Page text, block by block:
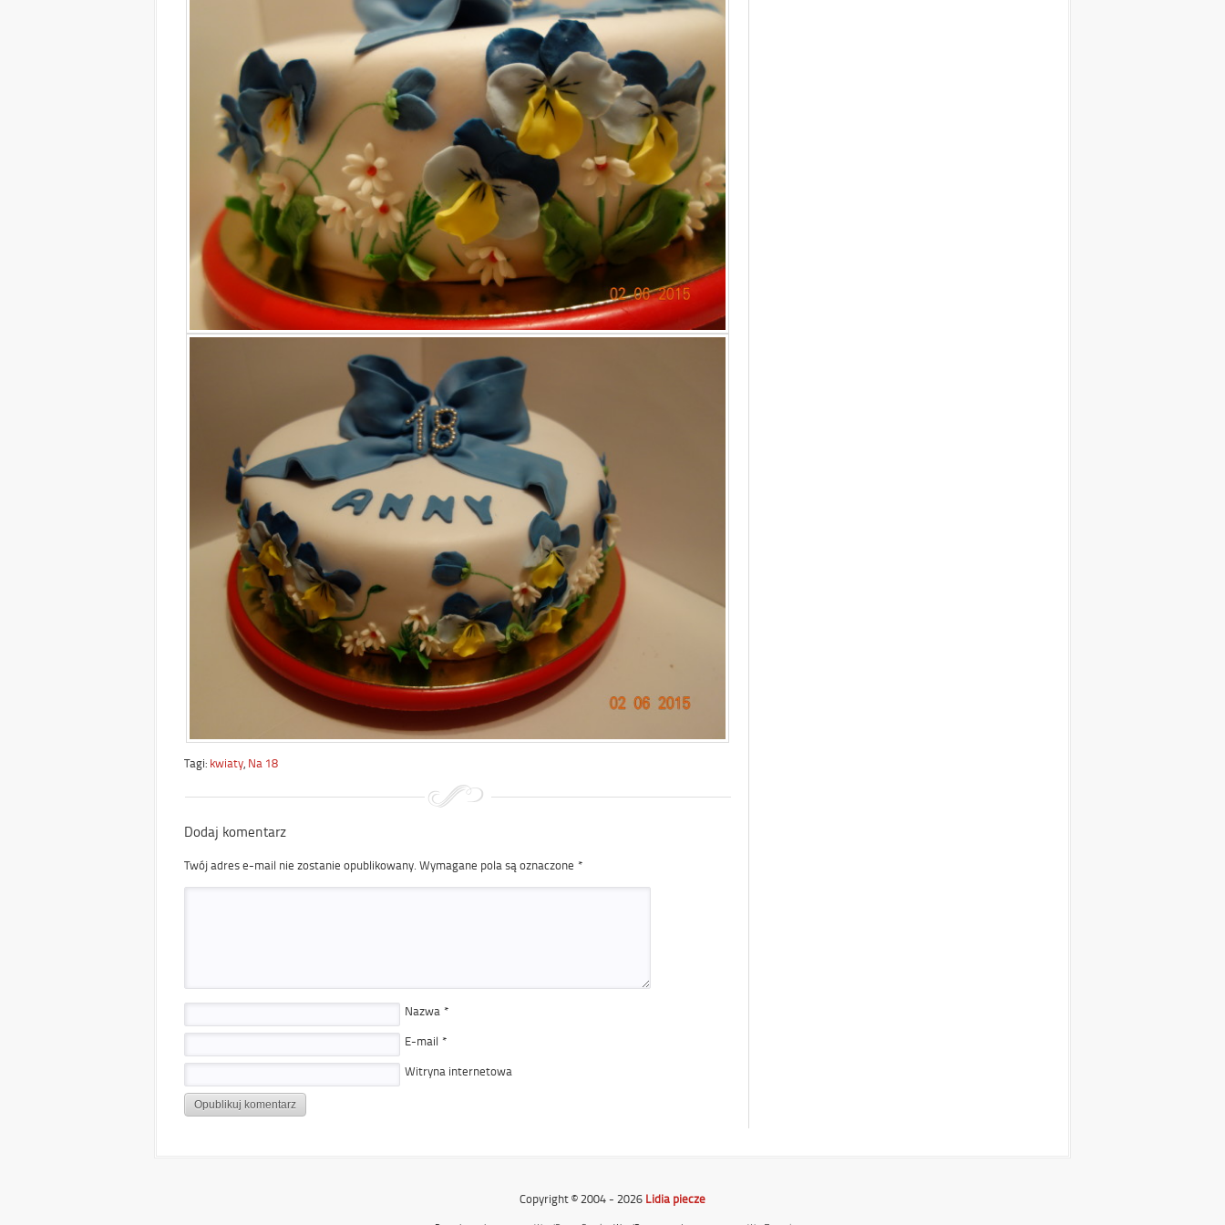
Tagi: kwiaty, Na 18
Dodaj komentarz
Twój adres e-mail nie zostanie opublikowany. Wymagane pola są oznaczone *
Nazwa *
E-mail *
Witryna internetowa
Copyright © 2004 - 2026 Lidia piecze